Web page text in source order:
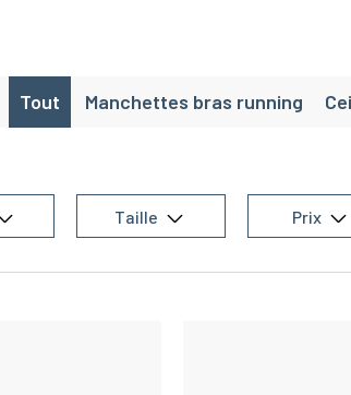
Tout Manchettes bras running
Taille Prix